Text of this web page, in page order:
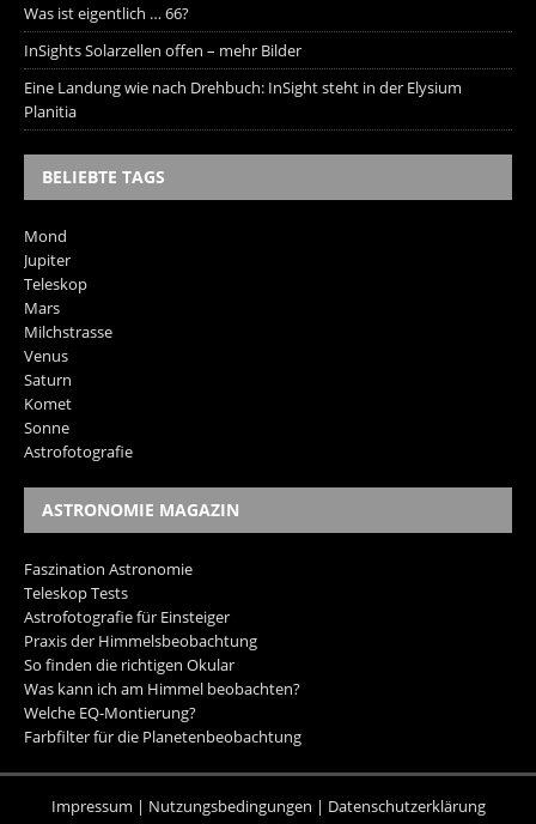
Was ist eigentlich … 66?
InSights Solarzellen offen – mehr Bilder
Eine Landung wie nach Drehbuch: InSight steht in der Elysium
Planitia
BELIEBTE TAGS
Mond
Jupiter
Teleskop
Mars
Milchstrasse
Venus
Saturn
Komet
Sonne
Astrofotografie
ASTRONOMIE MAGAZIN
Faszination Astronomie
Teleskop Tests
Astrofotografie für Einsteiger
Praxis der Himmelsbeobachtung
So finden die richtigen Okular
Was kann ich am Himmel beobachten?
Welche EQ-Montierung?
Farbfilter für die Planetenbeobachtung
Impressum | Nutzungsbedingungen | Datenschutzerklärung